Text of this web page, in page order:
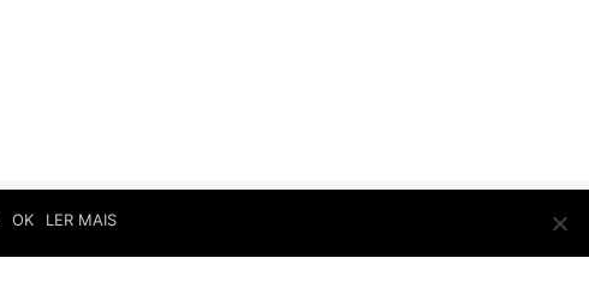
OK LER MAIS